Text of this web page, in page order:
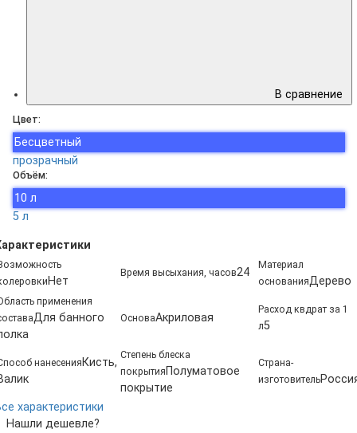
В сравнение
Цвет:
Бесцветный
прозрачный
Объём:
10 л
5 л
Нет
Время высыхания, часов24
Материал
основанияДерево
применения
Для банного
ОсноваАкриловая
Расход квдрат за 1
л5
нанесения Кисть,
Степень блеска
покрытия Полуматовое
покрытие
Страна-
изготовитель
характеристики
Нашли дешевле?